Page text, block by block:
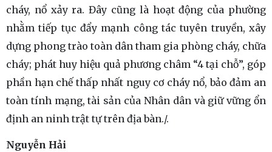
cháy, nổ xảy ra. Đây cũng là hoạt động của phường
nhằm tiếp tục đẩy mạnh công tác tuyên truyền, xây
dựng phong trào toàn dân tham gia phòng cháy, chữa
cháy; phát huy hiệu quả phương châm “4 tại chỗ”, góp
phần hạn chế thấp nhất nguy cơ cháy nổ, bảo đảm an
toàn tính mạng, tài sản của Nhân dân và giữ vững ổn
định an ninh trật tự trên địa bàn./.
Nguyễn Hải